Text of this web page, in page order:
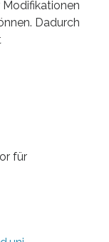
Modifikationen
Dadurch
für